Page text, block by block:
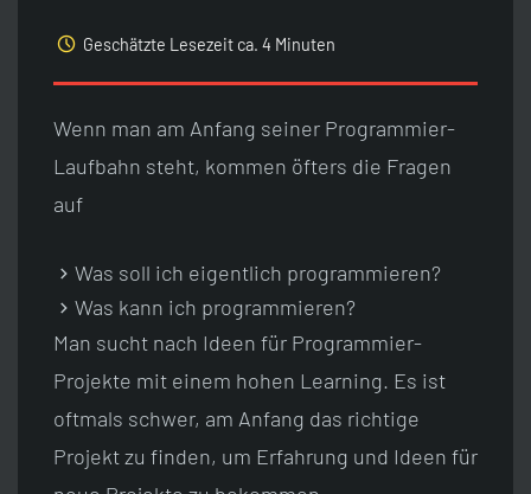
access_time Geschätzte Lesezeit ca. 4 Minuten
Wenn man am Anfang seiner Programmier-
Laufbahn steht, kommen öfters die Fragen
auf
Was soll ich eigentlich programmieren?
Was kann ich programmieren?
Man sucht nach Ideen für Programmier-
Projekte mit einem hohen Learning. Es ist
oftmals schwer, am Anfang das richtige
Projekt zu finden, um Erfahrung und Ideen für